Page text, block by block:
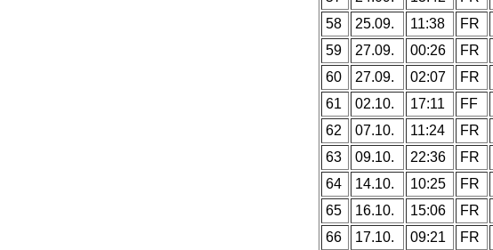
58
25.09. 11:38 FR
59
27.09. 00:26 FR
60
27.09. 02:07 FR
61
02.10. 17:11 FF
62
07.10. 11:24 FR
63
09.10. 22:36 FR
64
14.10. 10:25 FR
65
16.10. 15:06 FR
66
17.10. 09:21 FR